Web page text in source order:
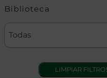
Biblioteca
Todas